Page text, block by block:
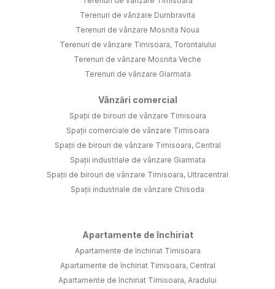
Terenuri de vânzare Dumbravita
Terenuri de vânzare Mosnita Noua
Terenuri de vânzare Timisoara, Torontalului
Terenuri de vânzare Mosnita Veche
Terenuri de vânzare Giarmata
Vânzări comercial
Spații de birouri de vânzare Timisoara
Spații comerciale de vânzare Timisoara
Spații de birouri de vânzare Timisoara, Central
Spații industriale de vânzare Giarmata
Spații de birouri de vânzare Timisoara, Ultracentral
Spații industriale de vânzare Chisoda
Apartamente de închiriat
Apartamente de închiriat Timisoara
Apartamente de închiriat Timisoara, Central
Apartamente de închiriat Timisoara, Aradului